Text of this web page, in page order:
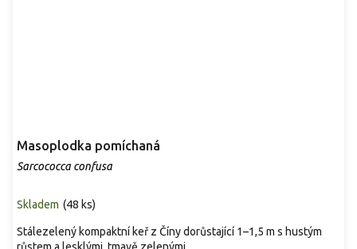
Masoplodka pomíchaná
Sarcococca confusa
Skladem (48 ks)
Stálezelený kompaktní keř z Číny dorůstající 1–1,5 m s hustým